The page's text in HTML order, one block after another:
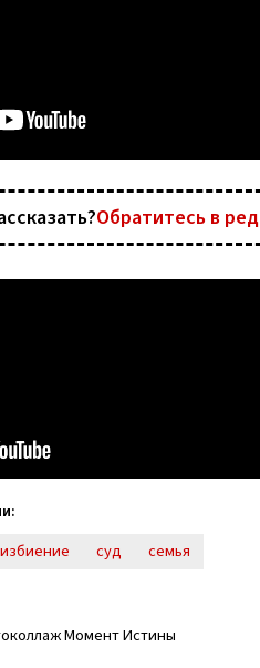
Обратитесь в
избиение суд семья
Момент Истины